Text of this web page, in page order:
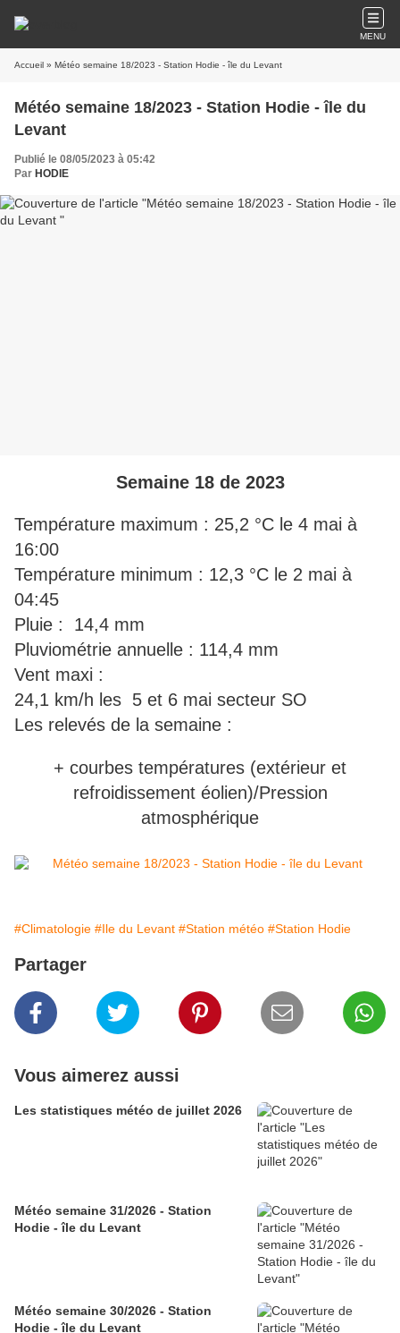
MENU
Accueil » Météo semaine 18/2023 - Station Hodie - île du Levant
Météo semaine 18/2023 - Station Hodie - île du
Levant
Publié le 08/05/2023 à 05:42
Par HODIE
Semaine 18 de 2023
Température maximum : 25,2 °C le 4 mai à
16:00
Température minimum : 12,3 °C le 2 mai à
04:45
Pluie : 14,4 mm
Pluviométrie annuelle : 114,4 mm
Vent maxi :
24,1 km/h les 5 et 6 mai secteur SO
Les relevés de la semaine :
+ courbes températures (extérieur et
refroidissement éolien)/Pression
atmosphérique
#Climatologie #Ile du Levant #Station météo #Station Hodie
Partager
Vous aimerez aussi
Les statistiques météo de juillet 2026
Météo semaine 31/2026 - Station
Hodie - île du Levant
Météo semaine 30/2026 - Station
Hodie - île du Levant